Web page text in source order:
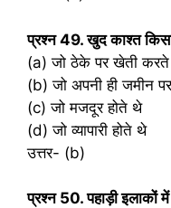
प्रश्‍न 49. खुद काश्त
(a) जो ठेके पर खेती
(b) जो अपनी ही जमीन
(c) जो मजदूर होते थे
(d) जो व्यापारी होते थे
उत्तर- (b)
प्रश्‍न 50. पहाड़ी इलाकों